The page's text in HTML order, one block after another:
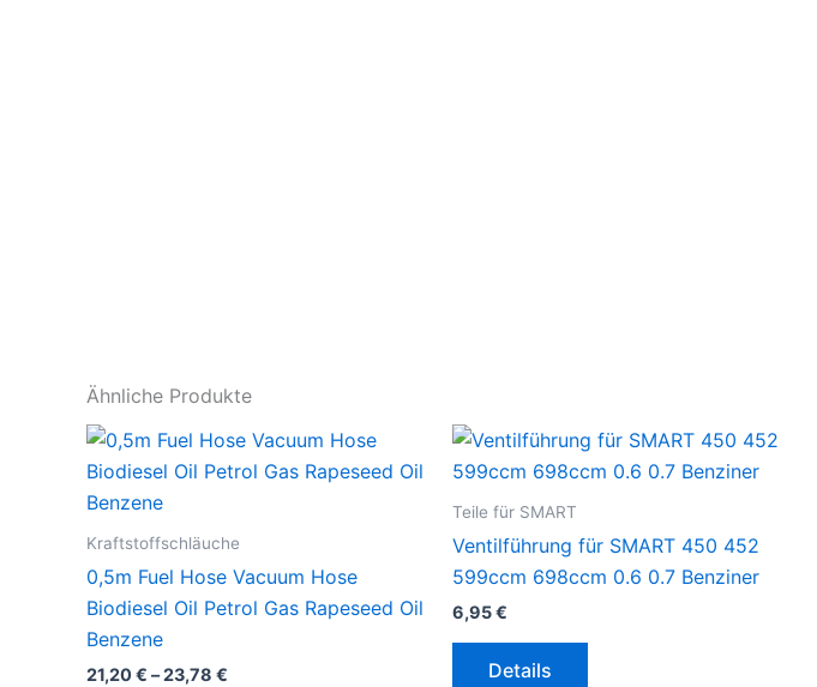
Ähnliche Produkte
Kraftstoffschläuche
0,5m Fuel Hose Vacuum Hose
Biodiesel Oil Petrol Gas Rapeseed Oil
Benzene
21,20€ –23,78 €
Teile für SMART
Ventilführung für SMART 450 452
599ccm 698ccm 0.6 0.7 Benziner
6,95€
Details